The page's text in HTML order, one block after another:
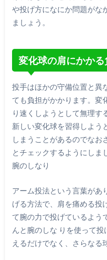
や投げ方になにか問題がな
ましょう。
変化球の肩にかかる
投手はほかの守備位置と異
ても負担がかかります。変
り速くしようとして無理す
新しい変化球を習得しよう
しまうことがあるのでなお
とチェックするようにしま
腕のしなり
アーム投法という言葉があ
げる方法で、肩を痛める投
て腕の力で投げているよう
んと腕のしな りを使って
えるだけでなく、さらなる